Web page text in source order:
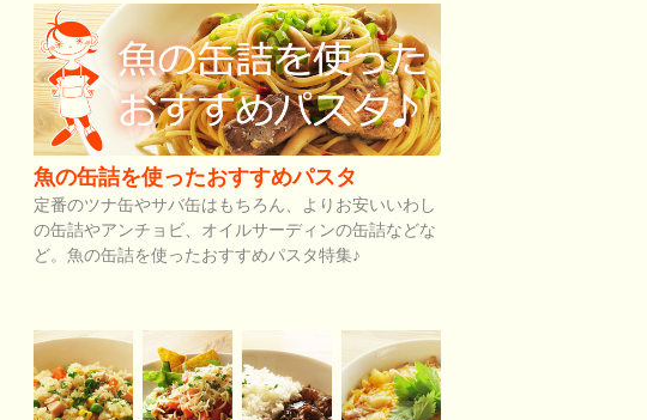
魚の缶詰を使ったおすすめパスタ
定番のツナ缶やサバ缶はもちろん、よりお安いいわし
の缶詰やアンチョビ、オイルサーディンの缶詰などな
ど。魚の缶詰を使ったおすすめパスタ特集♪